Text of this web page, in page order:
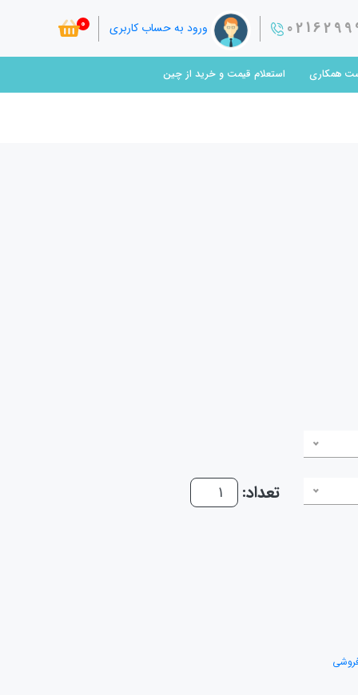
ورود به حساب کاربری 0
همکاری استعلام قیمت و خرید از چین
تعداد: